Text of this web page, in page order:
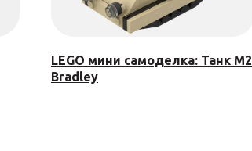
LEGO мини самоделка: Танк M2
Bradley